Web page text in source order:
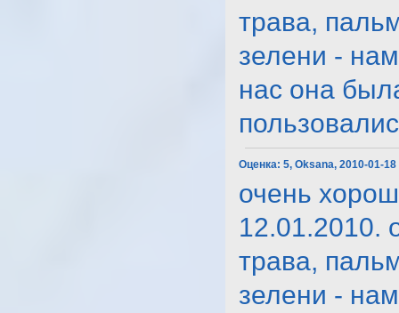
трава,
зелени -
нас она
Оценка:5, Oksana, 2010-01-18
очень
12.01.2010.
трава,
зелени -